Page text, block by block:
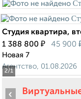
2/1
Студия квартира,
1 388 800 ₽ 45 900
Новая 7
Агентство, 01.08.2026
‹